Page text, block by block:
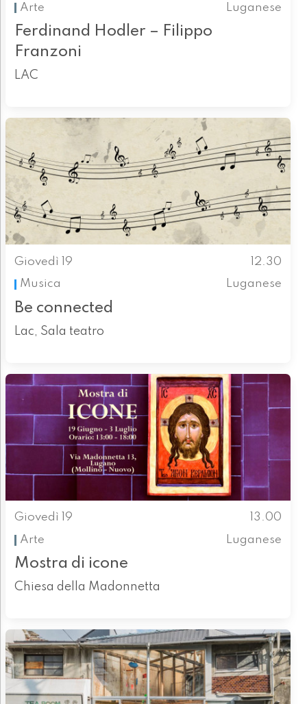
Arte
Luganese
Ferdinand Hodler – Filippo
Franzoni
LAC
Giovedì 19
12.30
Musica
Luganese
Be connected
Lac, Sala teatro
Giovedì 19
13.00
Arte
Luganese
Mostra di icone
Chiesa della Madonnetta